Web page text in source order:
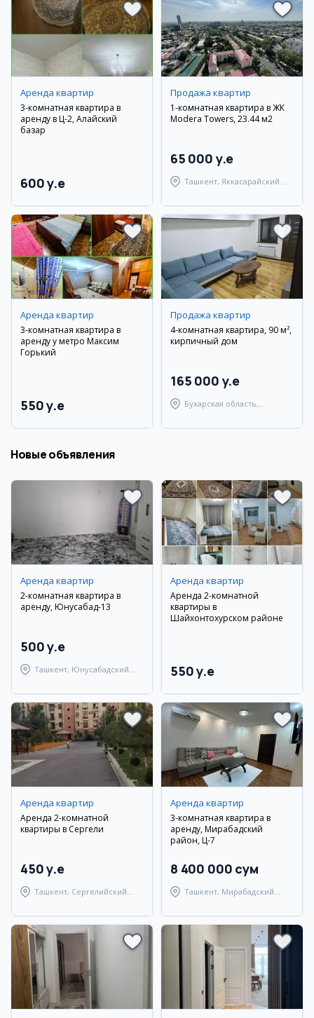
Аренда квартир
3-комнатная квартира в
аренду в Ц-2, Алайский
базар
600 y.e
Продажа квартир
1-комнатная квартира в ЖК
Modera Towers, 23.44 м2
65 000 y.e
Ташкент, Яккасарайский
Аренда квартир
3-комнатная квартира в
аренду у метро Максим
Горький
550 y.e
Продажа квартир
4-комнатная квартира, 90 м²,
кирпичный дом
165 000 y.e
Бухарская область,
Новые объявления
Аренда квартир
2-комнатная квартира в
аренду, Юнусабад-13
500 y.e
Ташкент, Юнусабадский
Аренда квартир
Аренда 2-комнатной
квартиры в
Шайхонтохурском районе
550 y.e
Аренда квартир
Аренда 2-комнатной
квартиры в Сергели
450 y.e
Ташкент, Сергелийский
Аренда квартир
3-комнатная квартира в
аренду, Мирабадский
район, Ц-7
8 400 000 сум
Ташкент, Мирабадский